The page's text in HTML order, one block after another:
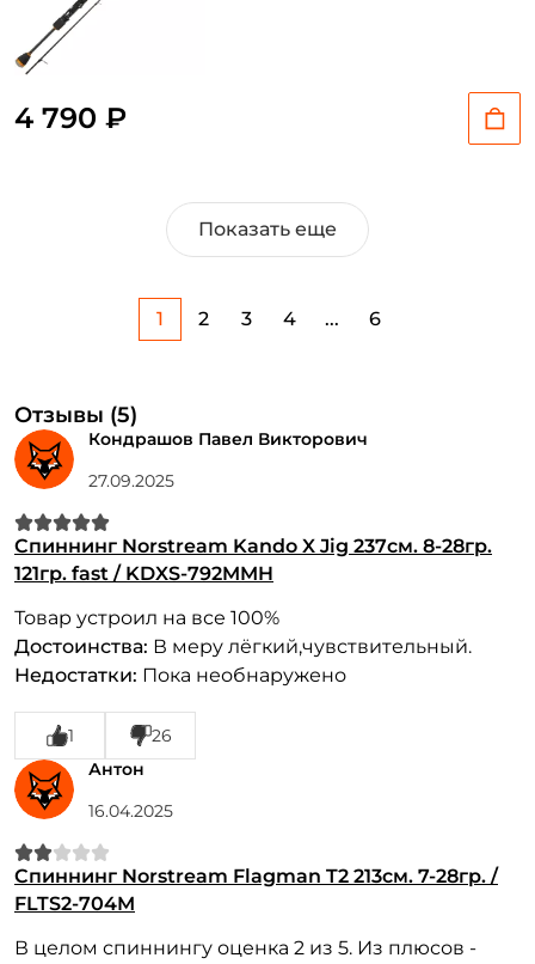
4 790 ₽
Показать еще
1 2 3 4 ... 6
Отзывы (5)
Кондрашов Павел Викторович
27.09.2025
Спиннинг Norstream Kando X Jig 237см. 8-28гр.
121гр. fast / KDXS-792MMH
Товар устроил на все 100%
Достоинства: В меру лёгкий,чувствительный.
Недостатки: Пока необнаружено
1
26
Антон
16.04.2025
Спиннинг Norstream Flagman T2 213см. 7-28гр. /
FLTS2-704M
В целом спиннингу оценка 2 из 5. Из плюсов -